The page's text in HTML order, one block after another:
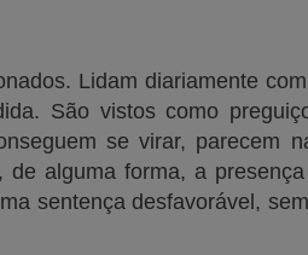
Lidam diariamente
São vistos como
se virar, parecem
de alguma forma, a
sentença desfavorável,